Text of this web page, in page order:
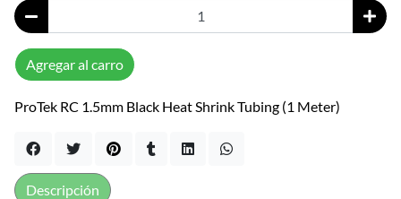
Agregar al carro
ProTek RC 1.5mm Black Heat Shrink Tubing (1 Meter)
Descripción